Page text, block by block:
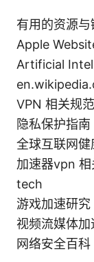
有用的资源与
Apple
Artificial
VPN 相关规
隐私保护指
全球互联网
加速器vpn
tech
游戏加速研
视频流媒体
网络安全百